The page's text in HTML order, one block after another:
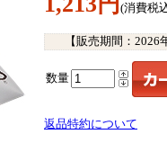
(消費税
【販売期間： 2026
数量
返品特約について